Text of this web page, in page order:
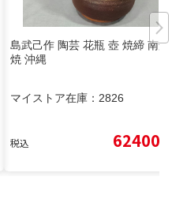
島武己作 陶芸 花瓶 壺 焼締 南蛮
焼 沖縄
マイストア在庫： 2826
税込 62400